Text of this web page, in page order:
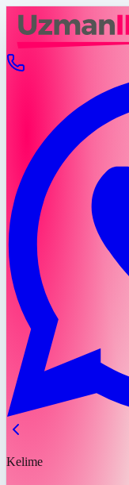
Kelime